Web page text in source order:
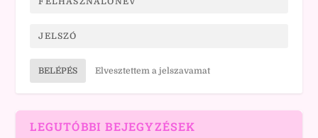
BELÉPÉS Elvesztettem a jelszavamat
LEGUTÓBBI BEJEGYZÉSEK